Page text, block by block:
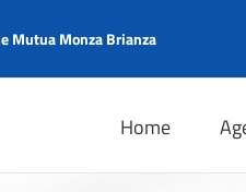
Mutua Monza Brianza
Home